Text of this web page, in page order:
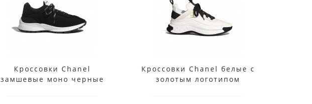
Кроссовки Chanel
замшевые моно черные
Кроссовки Chanel белые с
золотым логотипом